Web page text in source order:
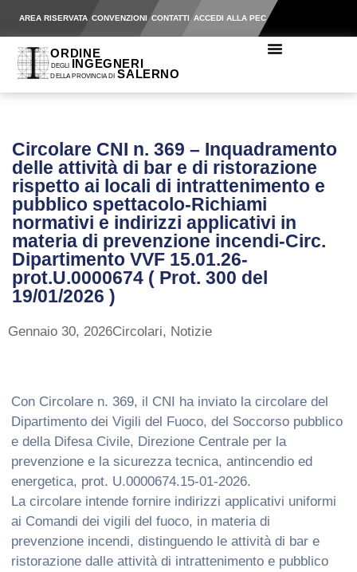
AREA RISERVATA CONVENZIONI CONTATTI ACCEDI ALLA PEC
Circolare CNI n. 369 – Inquadramento
delle attività di bar e di ristorazione
rispetto ai locali di intrattenimento e
pubblico spettacolo-Richiami
normativi e indirizzi applicativi in
materia di prevenzione incendi-Circ.
Dipartimento VVF 15.01.26-
prot.U.0000674 ( Prot. 300 del
19/01/2026 )
Gennaio 30, 2026Circolari, Notizie
Con Circolare n. 369, il CNI ha inviato la circolare del
Dipartimento dei Vigili del Fuoco, del Soccorso pubblico
e della Difesa Civile, Direzione Centrale per la
prevenzione e la sicurezza tecnica, antincendio ed
energetica, prot. U.0000674.15-01-2026.
La circolare intende fornire indirizzi applicativi uniformi
ai Comandi dei vigili del fuoco, in materia di
prevenzione incendi, distinguendo le attività di bar e
ristorazione dalle attività di intrattenimento e pubblico